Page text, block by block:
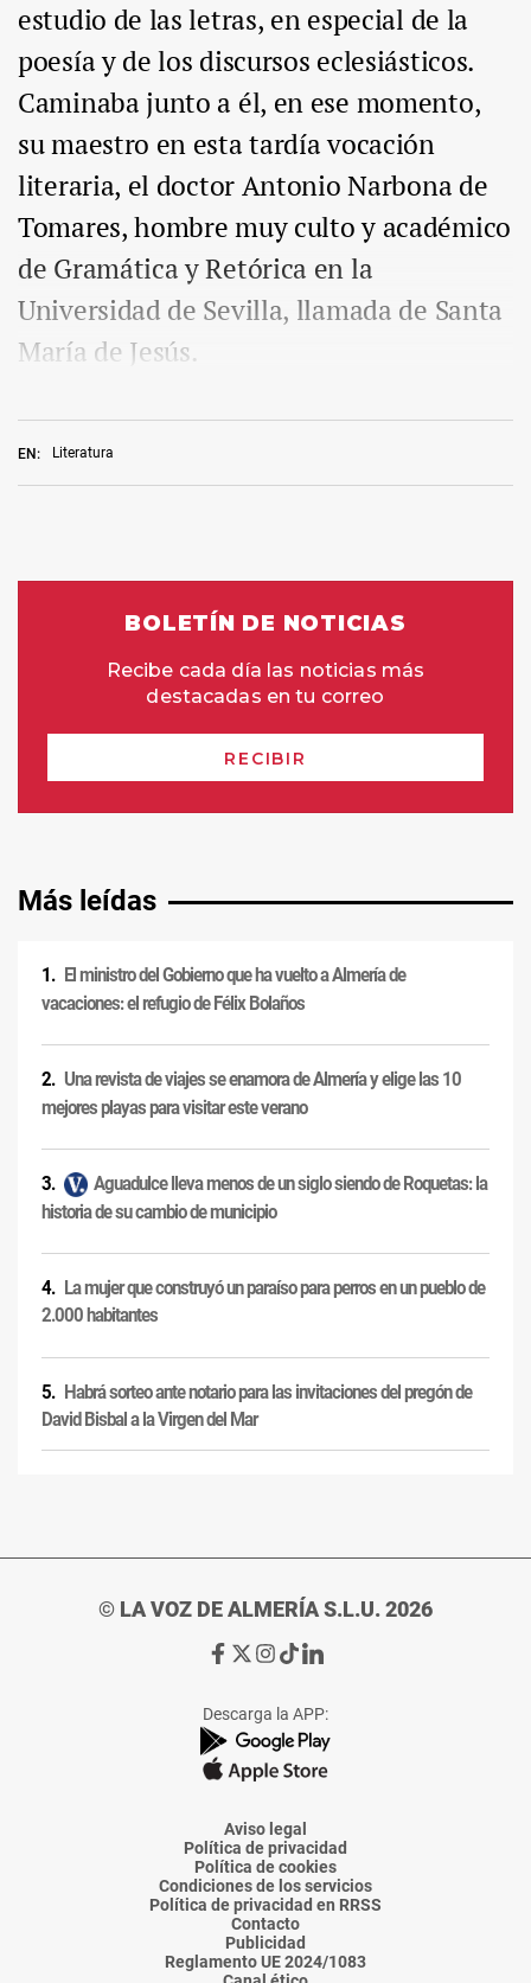
EN: Literatura
estudio de las letras, en especial de la
poesía y de los discursos eclesiásticos.
Caminaba junto a él, en ese momento,
su maestro en esta tardía vocación
literaria, el doctor Antonio Narbona de
Tomares, hombre muy culto y académico
de Gramática y Retórica en la
Universidad de Sevilla, llamada de Santa
María de Jesús.
Más leídas
El ministro del Gobierno que ha vuelto a Almería de
vacaciones: el refugio de Félix Bolaños
Una revista de viajes se enamora de Almería y elige las 10
mejores playas para visitar este verano
Aguadulce lleva menos de un siglo siendo de Roquetas: la
historia de su cambio de municipio
La mujer que construyó un paraíso para perros en un pueblo de
2.000 habitantes
Habrá sorteo ante notario para las invitaciones del pregón de
David Bisbal a la Virgen del Mar
© LA VOZ DE ALMERÍA S.L.U. 2026
Ir
de
La
Voz
Almería
Ir
de
La
Voz
Almería
Ir
de
La
Voz
Almería
Ir
de
La
Voz
Almería
Ir
de
La
Voz
Descarga la APP:
Aviso legal
Política de privacidad
Política de cookies
Condiciones de los servicios
Política de privacidad en RRSS
Contacto
Publicidad
Reglamento UE 2024/1083